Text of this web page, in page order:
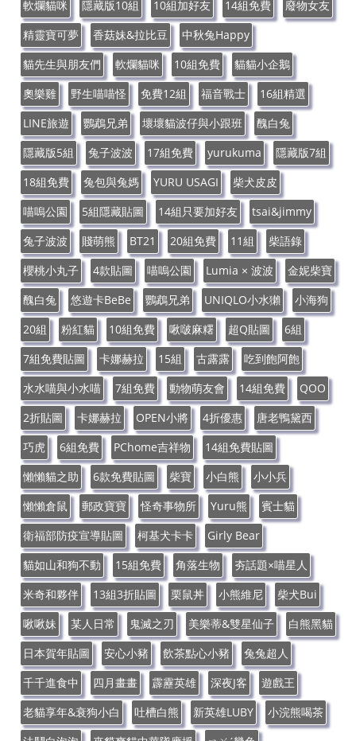
軟爛貓咪 隱藏版10組 10組加好友 14組免費
廢物女友
精靈寶可夢
香菇妹&拉比豆
中秋兔Happy
貓先生與朋友們
軟爛貓咪 10組免費
貓貓小企鵝
奧樂雞
野生喵喵怪 免費12組 福音戰士
16組精選
LINE旅遊
鸚鵡兄弟 壞壞貓波仔與小跟班
醜白兔
隱藏版5組
兔子波波 17組免費 yurukuma
隱藏版7組
18組免費
兔包與兔媽 YURU USAGI
柴犬皮皮
喵嗚公園
5組隱藏貼圖 14組只要加好友
tsai&jimmy
兔子波波
賤萌熊 BT21 20組免費 11組
柴語錄
櫻桃小丸子
4款貼圖 喵嗚公園 Lumia × 波波
金妮柴寶
醜白兔
悠遊卡BeBe 鸚鵡兄弟 UNIQLO小水獺
小海狗
20組
粉紅貓 10組免費 啾啵麻糬 超Q貼圖
6組
7組免費貼圖
卡娜赫拉 15組 古露露
吃到飽阿飽
水水喵與小水喵
7組免費 動物萌友會 14組免費
QOO
2折貼圖
卡娜赫拉 OPEN小將 4折優惠
唐老鴨黛西
巧虎
6組免費 PChome吉祥物
14組免費貼圖
懶懶貓之助
6款免費貼圖 柴寶 小白熊
小小兵
懶懶倉鼠
郵政寶寶 怪奇事物所 Yuru熊
賓士貓
衛福部防疫宣導貼圖
柯基犬卡卡
Girly Bear
貓如山和狗不動
15組免費 角落生物
夯話題×喵星人
米奇和夥伴
13組3折貼圖 栗鼠丼 小熊維尼
柴犬Bui
啾啾妹
某人日常 鬼滅之刃 美樂蒂&雙星仙子
白熊黑貓
日本賀年貼圖
安心小豬 飲茶點心小豬
兔兔超人
千千進食中
四月畫畫 霹靂英雄 深夜J客
遊戲王
老貓享年&衰狗小白
吐槽白熊 新英雄LUBY
小浣熊喝茶